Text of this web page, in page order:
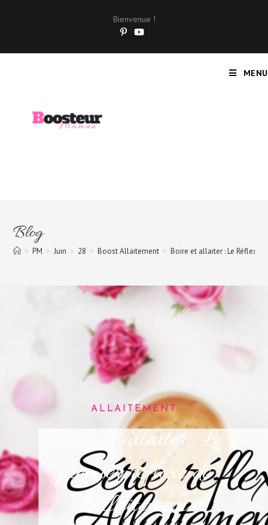
Bienvenue !
MENU
Blog
> PM > Juin > 28 > Boost Allaitement > Boire et allaiter : Le Réflexe
ARTICLE
ALLAITEMENT
Boire et allaiter : Le
premier réflexe de
l'allaitement